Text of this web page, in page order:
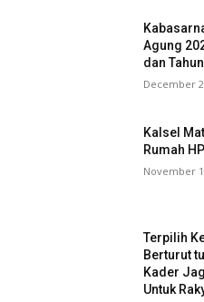
Agung
dan
December
Kalsel
Rumah
November
Terpilih
Berturut
Kader
Untuk